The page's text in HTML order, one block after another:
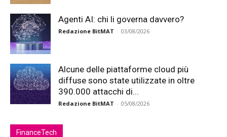
Agenti AI: chi li governa davvero?
Redazione BitMAT - 03/08/2026
Alcune delle piattaforme cloud più
diffuse sono state utilizzate in oltre
390.000 attacchi di...
Redazione BitMAT - 05/08/2026
FinanceTech